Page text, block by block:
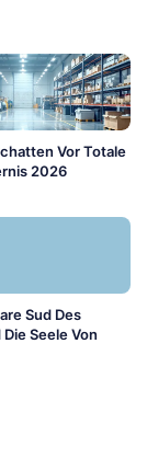
Vor Totale
2026
Sud Des
Seele Von